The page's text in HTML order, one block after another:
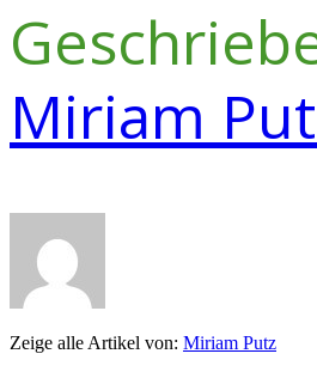
Miriam
Zeige alle Artikel von: Miriam Putz